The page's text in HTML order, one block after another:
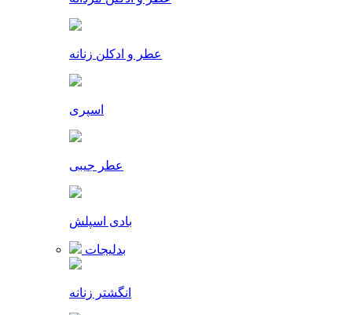
عطر و ادکلن زنانه
اسپری
عطر جیبی
بادی اسپلش
بدلیجات
انگشتر زنانه